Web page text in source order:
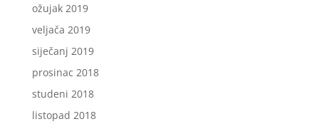
ožujak 2019
veljača 2019
siječanj 2019
prosinac 2018
studeni 2018
listopad 2018